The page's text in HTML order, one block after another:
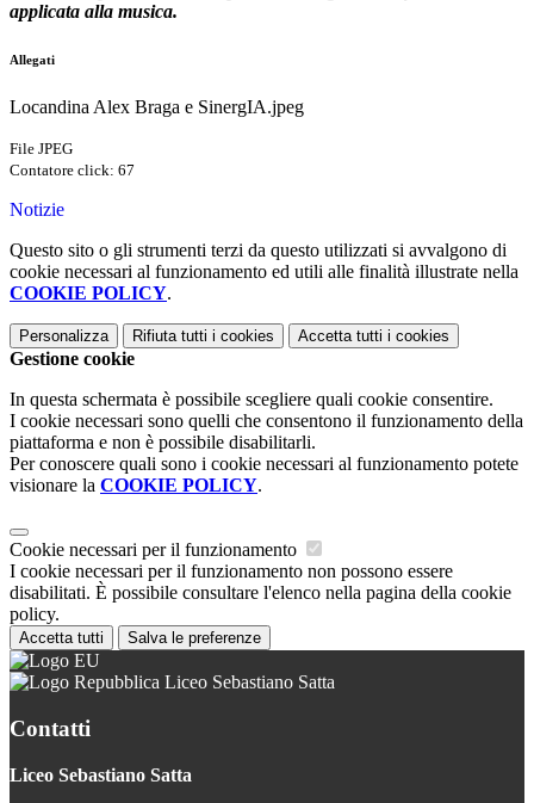
applicata alla musica.
Allegati
Locandina Alex Braga e SinergIA.jpeg
File JPEG
Contatore click: 67
Notizie
Questo sito o gli strumenti terzi da questo utilizzati si avvalgono di
cookie necessari al funzionamento ed utili alle finalità illustrate nella
COOKIE POLICY.
Personalizza Rifiuta tutti i cookies Accetta tutti i cookies
Gestione cookie
In questa schermata è possibile scegliere quali cookie consentire.
I cookie necessari sono quelli che consentono il funzionamento della
piattaforma e non è possibile disabilitarli.
Per conoscere quali sono i cookie necessari al funzionamento potete
visionare la COOKIE POLICY.
Cookie necessari per il funzionamento
I cookie necessari per il funzionamento non possono essere
disabilitati. È possibile consultare l'elenco nella pagina della cookie
policy.
Accetta tutti Salva le preferenze
Liceo Sebastiano Satta
Contatti
Liceo Sebastiano Satta